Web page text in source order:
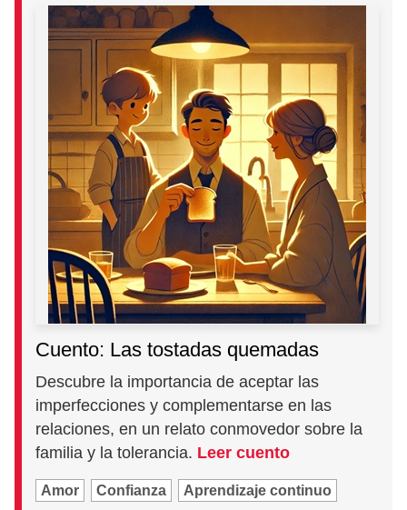
Cuento: Las tostadas quemadas
Descubre la importancia de aceptar las
imperfecciones y complementarse en las
relaciones, en un relato conmovedor sobre la
familia y la tolerancia. Leer cuento
Amor Confianza Aprendizaje continuo